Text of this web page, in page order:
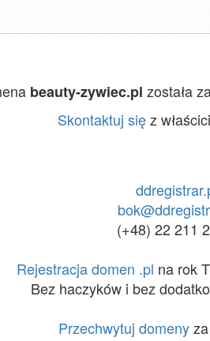
beauty-zywiec.pl została
Skontaktuj sięz
(+48) 22 211
Rejestracja domen .pl na rok
Bez haczyków i bez
Przechwytuj domeny